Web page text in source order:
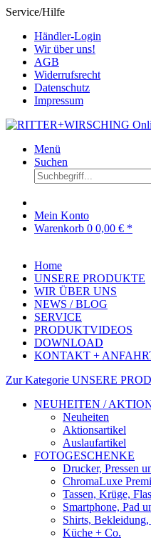
Service/Hilfe
Händler-Login
Wir über uns!
AGB
Widerrufsrecht
Datenschutz
Impressum
Menü
Suchen
Mein Konto
Warenkorb 0 0,00 € *
Home
UNSERE PRODUKTE
WIR ÜBER UNS
NEWS / BLOG
SERVICE
PRODUKTVIDEOS
DOWNLOAD
KONTAKT +
Zur Kategorie UNSERE
NEUHEITEN /
Neuheiten
Aktionsartikel
Auslaufartikel
FOTOGESCHENKE
Drucker, Pressen
ChromaLuxe
Tassen, Krüge,
Smartphone, Pad
Shirts,
Küche + Co.